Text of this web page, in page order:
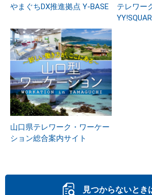
やまぐちDX推進拠点 Y-BASE
テレワー
山口県テレワーク・ワーケー
ション総合案内サイト
見つからないとき